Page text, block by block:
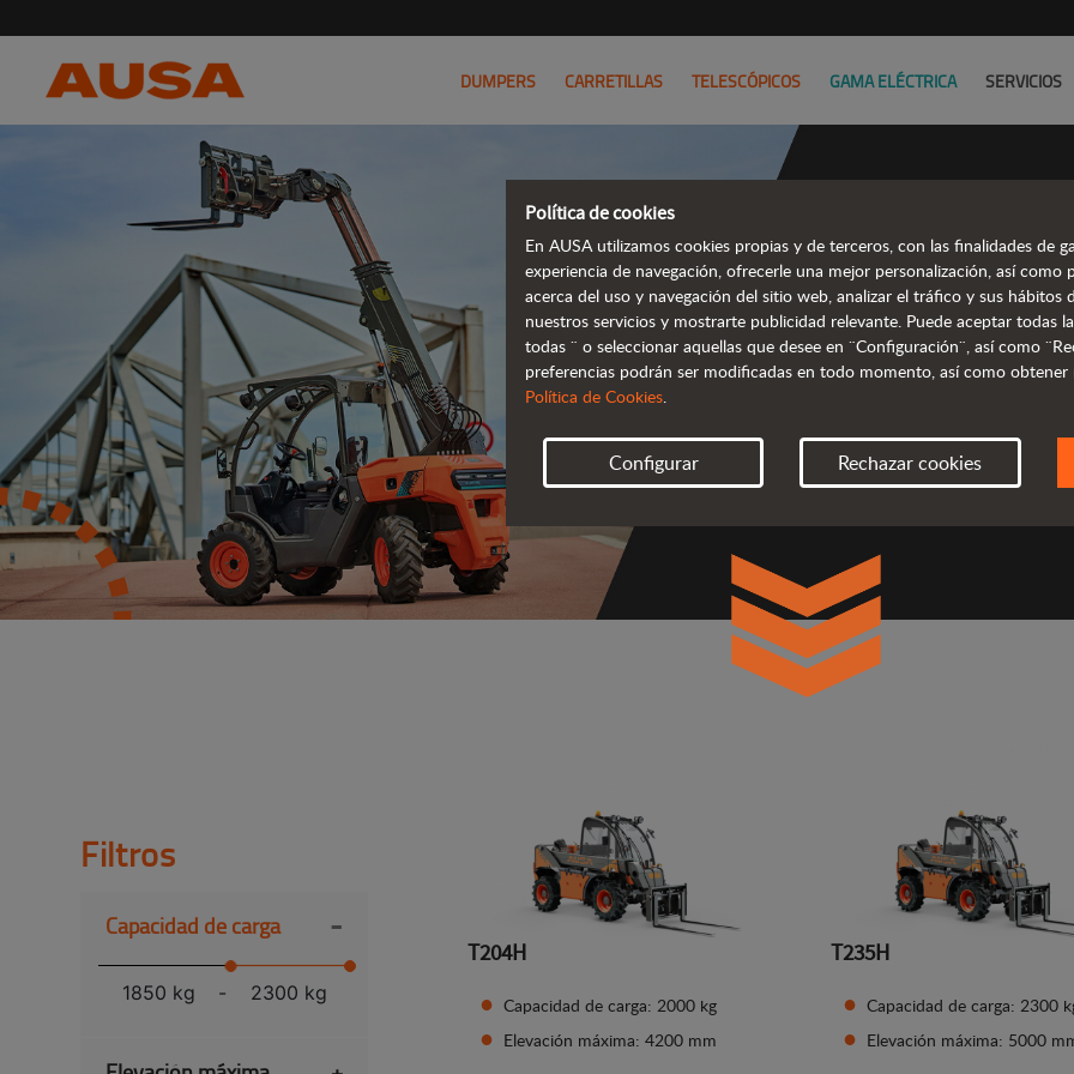
DUMPERS CARRETILLAS TELESCÓPICOS GAMA ELÉCTRICA SERVICIOS
compactos y
Filtros
Capacidad de carga -
1850 kg - 2300 kg
T204H
Capacidad de carga: 2000 kg
Elevación máxima: 4200 mm
T235H
Capacidad de carga: 2300
Elevación máxima: 5000
Política de cookies
En AUSA utilizamos cookies propias y de terceros, con las finalidades de
experiencia de navegación, ofrecerle una mejor personalización, así como
acerca del uso y navegación del sitio web, analizar el tráfico y sus hábitos
nuestros servicios y mostrarte publicidad relevante. Puede aceptar todas
todas ¨ o seleccionar aquellas que desee en ¨Configuración¨, así como
preferencias podrán ser modificadas en todo momento, así como
Política de Cookies.
Configurar Rechazar cookies